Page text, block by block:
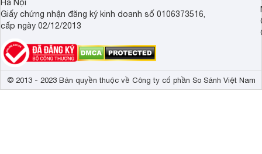
Hà Nội
Giấy chứng nhận đăng ký kinh doanh số 0106373516,
cấp ngày 02/12/2013
© 2013 - 2023 Bản quyền thuộc về Công ty cổ phần So Sánh Việt Nam